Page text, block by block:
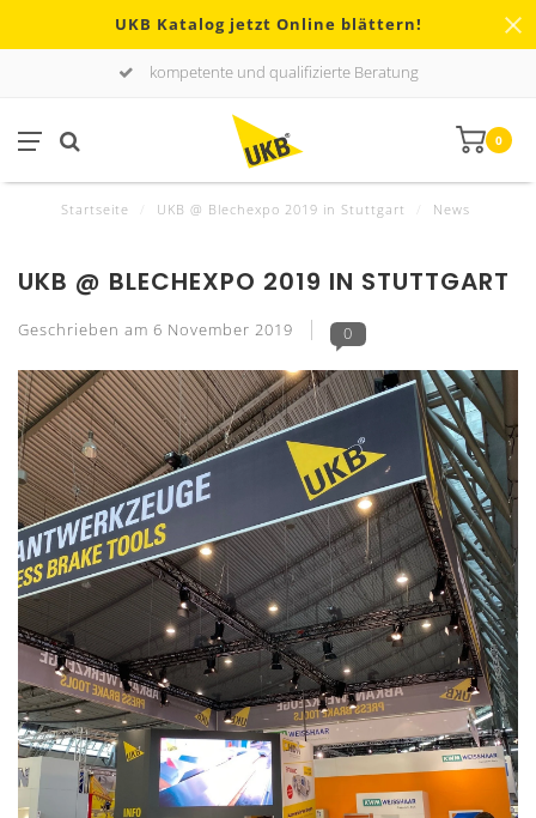
UKB Katalog jetzt Online blättern!
kompetente und qualifizierte Beratung
0
Startseite UKB @ Blechexpo 2019 in Stuttgart News
UKB @ BLECHEXPO 2019 IN STUTTGART
Geschrieben am 6 November 2019 0